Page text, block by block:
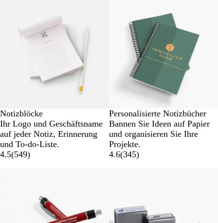
Notizblöcke
Ihr Logo und Geschäftsname
auf jeder Notiz, Erinnerung
und To-do-Liste.
4.5(549)
Personalisierte Notizbücher
Bannen Sie Ideen auf Papier
und organisieren Sie Ihre
Projekte.
4.6(345)